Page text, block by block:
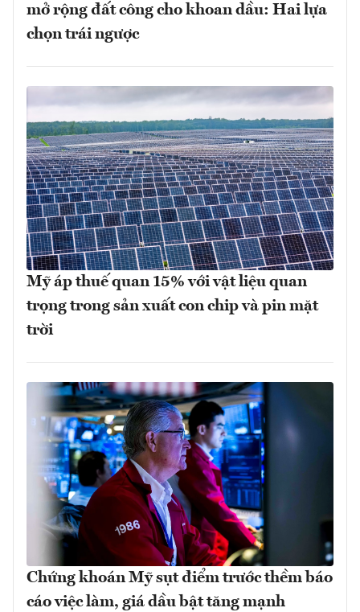
mở rộng đất công cho khoan dầu: Hai lựa
chọn trái ngược
Mỹ áp thuế quan 15% với vật liệu quan
trọng trong sản xuất con chip và pin mặt
trời
Chứng khoán Mỹ sụt điểm trước thềm báo
cáo việc làm, giá dầu bật tăng mạnh